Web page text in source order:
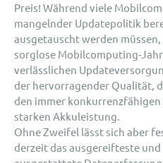
Preis! Während viele
mangelnder Updatepolitik
ausgetauscht werden
sorglose Mobilcomputing-
verlässlichen
der hervorragender Qualität,
den immer konkurrenzfähigen
starken Akkuleistung.
Ohne Zweifel lässt sich aber
derzeit das ausgereifteste